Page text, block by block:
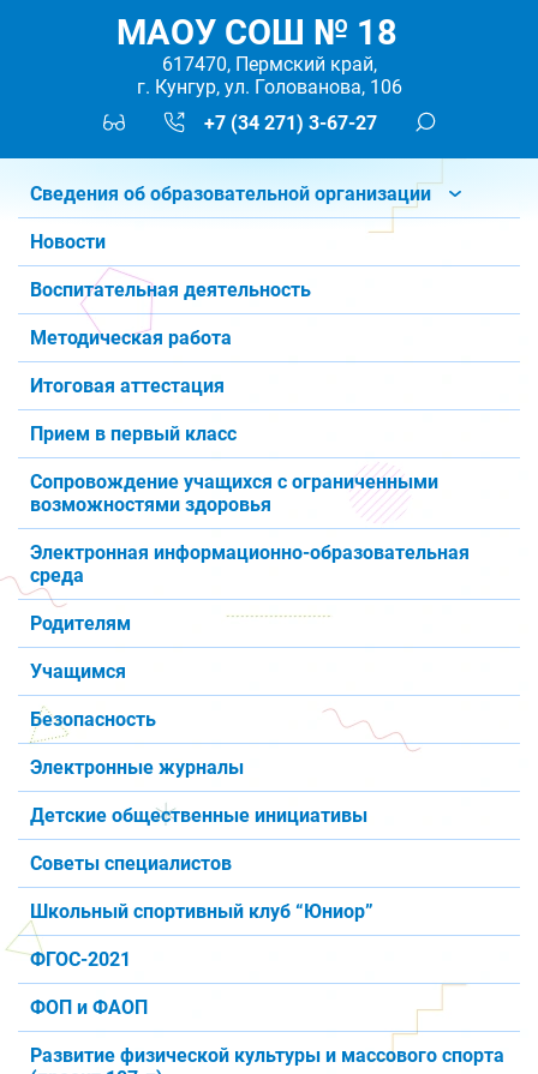
МАОУ СОШ № 18
617470, Пермский край,
г. Кунгур, ул. Голованова, 106
+7 (34 271) 3-67-27
Сведения об образовательной организации
Новости
Воспитательная деятельность
Методическая работа
Итоговая аттестация
Прием в первый класс
Сопровождение учащихся с ограниченными
возможностями здоровья
Электронная информационно-образовательная
среда
Родителям
Учащимся
Безопасность
Электронные журналы
Детские общественные инициативы
Советы специалистов
Школьный спортивный клуб “Юниор”
ФГОС-2021
ФОП и ФАОП
Развитие физической культуры и массового спорта